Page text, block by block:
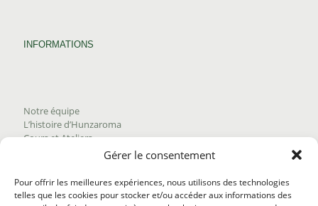
Gérer le consentement
Pour offrir les meilleures expériences, nous utilisons des technologies
telles que les cookies pour stocker et/ou accéder aux informations des
INFORMATIONS
Notre équipe
L’histoire d’Hunzaroma
Cours et Ateliers
Trouver nos produits
Politique de frais d'envoi